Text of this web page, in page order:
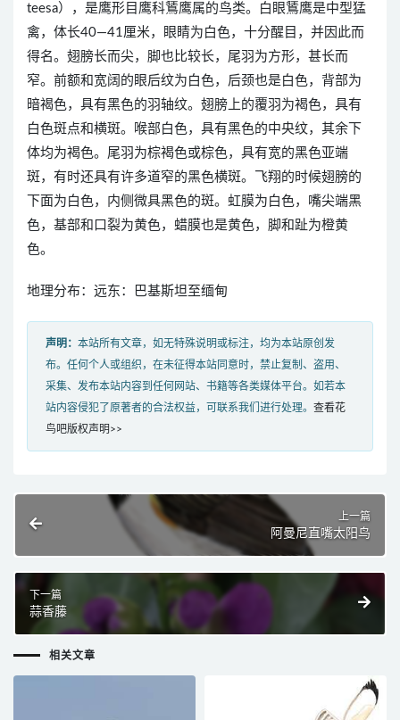
teesa），是鹰形目鹰科鵟鹰属的鸟类。白眼鵟鹰是中型猛
禽，体长40—41厘米，眼睛为白色，十分醒目，并因此而
得名。翅膀长而尖，脚也比较长，尾羽为方形，甚长而
窄。前额和宽阔的眼后纹为白色，后颈也是白色，背部为
暗褐色，具有黑色的羽轴纹。翅膀上的覆羽为褐色，具有
白色斑点和横斑。喉部白色，具有黑色的中央纹，其余下
体均为褐色。尾羽为棕褐色或棕色，具有宽的黑色亚端
斑，有时还具有许多道窄的黑色横斑。飞翔的时候翅膀的
下面为白色，内侧微具黑色的斑。虹膜为白色，嘴尖端黑
色，基部和口裂为黄色，蜡膜也是黄色，脚和趾为橙黄
色。
地理分布：远东：巴基斯坦至缅甸
声明： 本站所有文章，如无特殊说明或标注，均为本站原创发
布。任何个人或组织，在未征得本站同意时，禁止复制、盗用、
采集、发布本站内容到任何网站、书籍等各类媒体平台。如若本
站内容侵犯了原著者的合法权益，可联系我们进行处理。 查看花
鸟吧版权声明>>
上一篇
阿曼尼直嘴太阳鸟
下一篇
蒜香藤
相关文章